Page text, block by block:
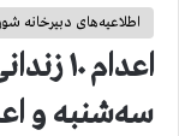
اطلاعیه‌های دبیرخانه
اعدام
سه‌شنبه و